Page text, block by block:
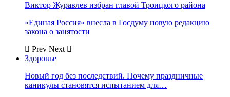
Виктор Журавлев избран главой Троицкого района
«Единая Россия» внесла в Госдуму новую редакцию
закона о занятости
Prev Next
Здоровье
Новый год без последствий. Почему праздничные
каникулы становятся испытанием для…